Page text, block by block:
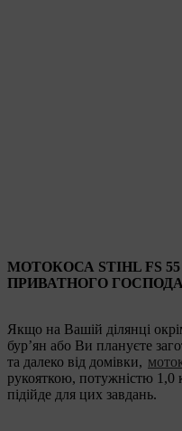
МОТОКОСА STIHL FS
ПРИВАТНОГО
Якщо на Вашій ділянці
бур’ян або Ви плануєте
та далеко від домівки,
рукояткою, потужністю 1,0
підійде для цих завдань.